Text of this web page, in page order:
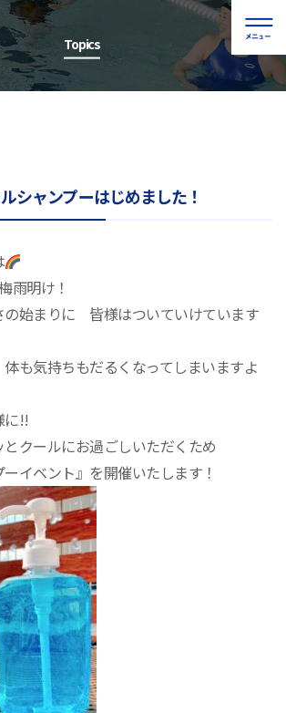
Topics
シャンプーはじめました！
雨明け！
の始まりに 皆様はついていけています
も気持ちもだるくなってしまいますよ
に!!
クールにお過ごしいただくため
ーイベント』を開催いたします！